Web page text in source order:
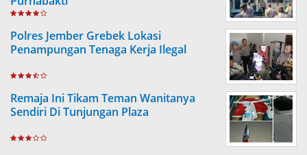
Polres Jember Grebek Lokasi
Penampungan Tenaga Kerja Ilegal
Remaja Ini Tikam Teman Wanitanya
Sendiri Di Tunjungan Plaza